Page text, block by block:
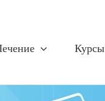
Курсы